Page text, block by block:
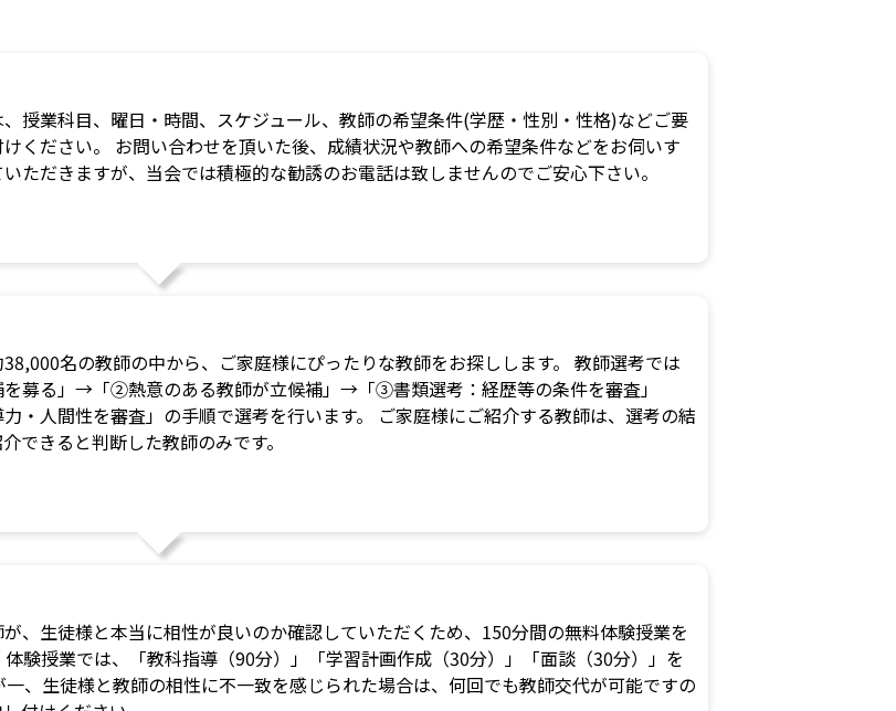
授業科目、曜日・時間、スケジュール、教師の希望条件(学歴・性別・性格)などご要
ください。 お問い合わせを頂いた後、成績状況や教師への希望条件などをお伺いす
ただきますが、当会では積極的な勧誘のお電話は致しませんのでご安心下さい。
名の教師の中から、ご家庭様にぴったりな教師をお探しします。 教師選考では
を募る」→「②熱意のある教師が立候補」→「③書類選考：経歴等の条件を審査」
・人間性を審査」の手順で選考を行います。 ご家庭様にご紹介する教師は、選考の結
できると判断した教師のみです。
、生徒様と本当に相性が良いのか確認していただくため、150分間の無料体験授業を
験授業では、「教科指導（90分）」「学習計画作成（30分）」「面談（30分）」を
一、生徒様と教師の相性に不一致を感じられた場合は、何回でも教師交代が可能ですの